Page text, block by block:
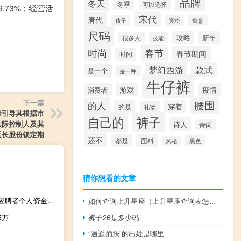
；经营活
下一篇
导其根据市
控制人及其
股份锁定期
四川一公司招项目经理要求交500万保证金回应：体现应聘者个人资金实力 到底什么情况呢
冬天 冬季 可以选择
唐代 孩子 宋代 宽松 寓意
尺码 很多人 技能 攻略 新年
时尚 时间 春节 春节期间
是一个 是一种 梦幻西游 款式
消费者 游戏 牛仔裤 疫情
的人 的是 礼物 穿着 腰围
自己的 裤子 诗人 诗词
还不 都是 面料 风格 黑色
猜你想看的文章
如何查询上升星座（上升星座查询表怎么看）
裤子26是多少码
“逍遥踊跃”的出处是哪里